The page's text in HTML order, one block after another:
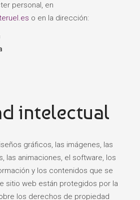
personal, en
o en la dirección:
intelectual
gráficos, las imágenes, las
las animaciones, el software, los
y los contenidos que se
sitio web están protegidos por la
los derechos de propiedad